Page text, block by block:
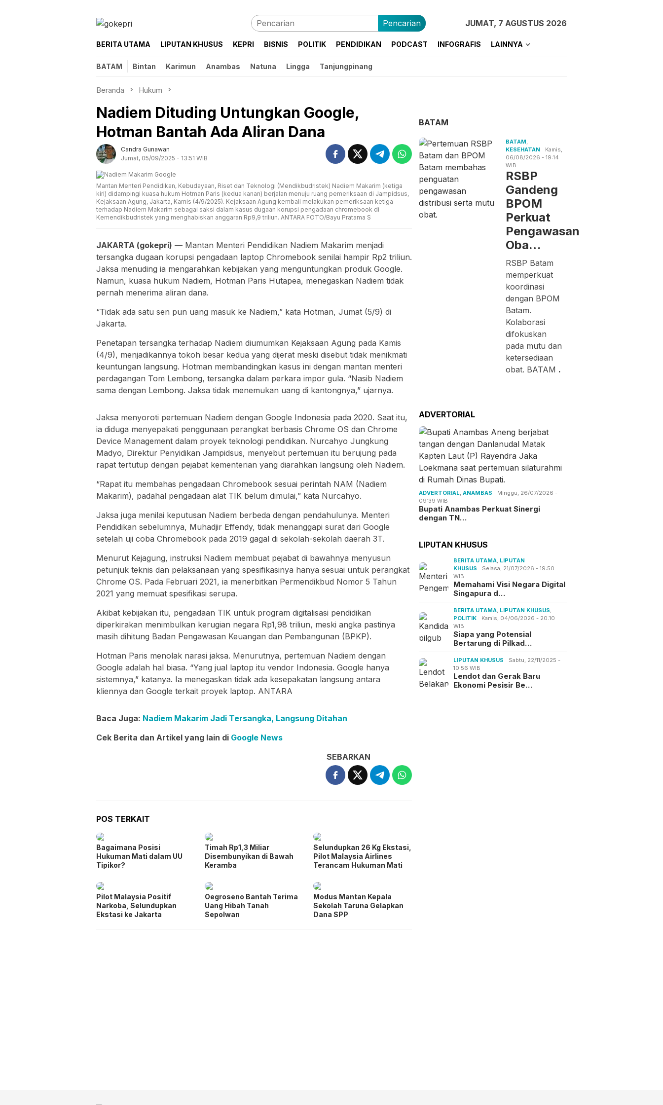
Pencarian JUMAT, 7 AGUSTUS 2026
BERITA UTAMA LIPUTAN KHUSUS KEPRI BISNIS POLITIK PENDIDIKAN PODCAST INFOGRAFIS LAINNYA
BATAM Bintan Karimun Anambas Natuna Lingga Tanjungpinang
Beranda Hukum
Nadiem Dituding Untungkan Google,
Hotman Bantah Ada Aliran Dana
Candra Gunawan
Jumat, 05/09/2025 - 13:51 WIB
Mantan Menteri Pendidikan, Kebudayaan, Riset dan Teknologi (Mendikbudristek) Nadiem Makarim (ketiga
kiri) didampingi kuasa hukum Hotman Paris (kedua kanan) berjalan menuju ruang pemeriksaan di Jampidsus,
Kejaksaan Agung, Jakarta, Kamis (4/9/2025). Kejaksaan Agung kembali melakukan pemeriksaan ketiga
terhadap Nadiem Makarim sebagai saksi dalam kasus dugaan korupsi pengadaan chromebook di
Kemendikbudristek yang menghabiskan anggaran Rp9,9 triliun. ANTARA FOTO/Bayu Pratama S
JAKARTA (gokepri) — Mantan Menteri Pendidikan Nadiem Makarim menjadi
tersangka dugaan korupsi pengadaan laptop Chromebook senilai hampir Rp2 triliun.
Jaksa menuding ia mengarahkan kebijakan yang menguntungkan produk Google.
Namun, kuasa hukum Nadiem, Hotman Paris Hutapea, menegaskan Nadiem tidak
pernah menerima aliran dana.
“Tidak ada satu sen pun uang masuk ke Nadiem,” kata Hotman, Jumat (5/9) di
Jakarta.
Penetapan tersangka terhadap Nadiem diumumkan Kejaksaan Agung pada Kamis
(4/9), menjadikannya tokoh besar kedua yang dijerat meski disebut tidak menikmati
keuntungan langsung. Hotman membandingkan kasus ini dengan mantan menteri
perdagangan Tom Lembong, tersangka dalam perkara impor gula. “Nasib Nadiem
sama dengan Lembong. Jaksa tidak menemukan uang di kantongnya,” ujarnya.
Jaksa menyoroti pertemuan Nadiem dengan Google Indonesia pada 2020. Saat itu,
ia diduga menyepakati penggunaan perangkat berbasis Chrome OS dan Chrome
Device Management dalam proyek teknologi pendidikan. Nurcahyo Jungkung
Madyo, Direktur Penyidikan Jampidsus, menyebut pertemuan itu berujung pada
rapat tertutup dengan pejabat kementerian yang diarahkan langsung oleh Nadiem.
“Rapat itu membahas pengadaan Chromebook sesuai perintah NAM (Nadiem
Makarim), padahal pengadaan alat TIK belum dimulai,” kata Nurcahyo.
Jaksa juga menilai keputusan Nadiem berbeda dengan pendahulunya. Menteri
Pendidikan sebelumnya, Muhadjir Effendy, tidak menanggapi surat dari Google
setelah uji coba Chromebook pada 2019 gagal di sekolah-sekolah daerah 3T.
Menurut Kejagung, instruksi Nadiem membuat pejabat di bawahnya menyusun
petunjuk teknis dan pelaksanaan yang spesifikasinya hanya sesuai untuk perangkat
Chrome OS. Pada Februari 2021, ia menerbitkan Permendikbud Nomor 5 Tahun
2021 yang memuat spesifikasi serupa.
Akibat kebijakan itu, pengadaan TIK untuk program digitalisasi pendidikan
diperkirakan menimbulkan kerugian negara Rp1,98 triliun, meski angka pastinya
masih dihitung Badan Pengawasan Keuangan dan Pembangunan (BPKP).
Hotman Paris menolak narasi jaksa. Menurutnya, pertemuan Nadiem dengan
Google adalah hal biasa. “Yang jual laptop itu vendor Indonesia. Google hanya
sistemnya,” katanya. Ia menegaskan tidak ada kesepakatan langsung antara
kliennya dan Google terkait proyek laptop. ANTARA
Baca Juga: Nadiem Makarim Jadi Tersangka, Langsung Ditahan
Cek Berita dan Artikel yang lain di Google News
SEBARKAN
POS TERKAIT
Bagaimana Posisi
Hukuman Mati dalam UU
Tipikor?
Timah Rp1,3 Miliar
Disembunyikan di Bawah
Keramba
Selundupkan 26 Kg Ekstasi,
Pilot Malaysia Airlines
Terancam Hukuman Mati
Pilot Malaysia Positif
Narkoba, Selundupkan
Ekstasi ke Jakarta
Oegroseno Bantah Terima
Uang Hibah Tanah
Sepolwan
Modus Mantan Kepala
Sekolah Taruna Gelapkan
Dana SPP
BATAM
BATAM,
KESEHATAN
Kamis,
06/08/2026 - 19:14
WIB
RSBP
Gandeng
BPOM
Perkuat
Pengawasan
Oba…
RSBP Batam
memperkuat
koordinasi
dengan BPOM
Batam.
Kolaborasi
difokuskan
pada mutu dan
ketersediaan
obat. BATAM .
ADVERTORIAL
ADVERTORIAL,ANAMBAS
Minggu, 26/07/2026 -
09:39 WIB
Bupati Anambas Perkuat Sinergi
dengan TN…
LIPUTAN KHUSUS
BERITA UTAMA, LIPUTAN
KHUSUS
Selasa, 21/07/2026 - 19:50
WIB
Memahami Visi Negara Digital
Singapura d…
BERITA UTAMA, LIPUTAN KHUSUS,
POLITIK
Kamis, 04/06/2026 - 20:10
WIB
Siapa yang Potensial
Bertarung di Pilkad…
LIPUTAN KHUSUS
Sabtu, 22/11/2025 -
10:56 WIB
Lendot dan Gerak Baru
Ekonomi Pesisir Be…